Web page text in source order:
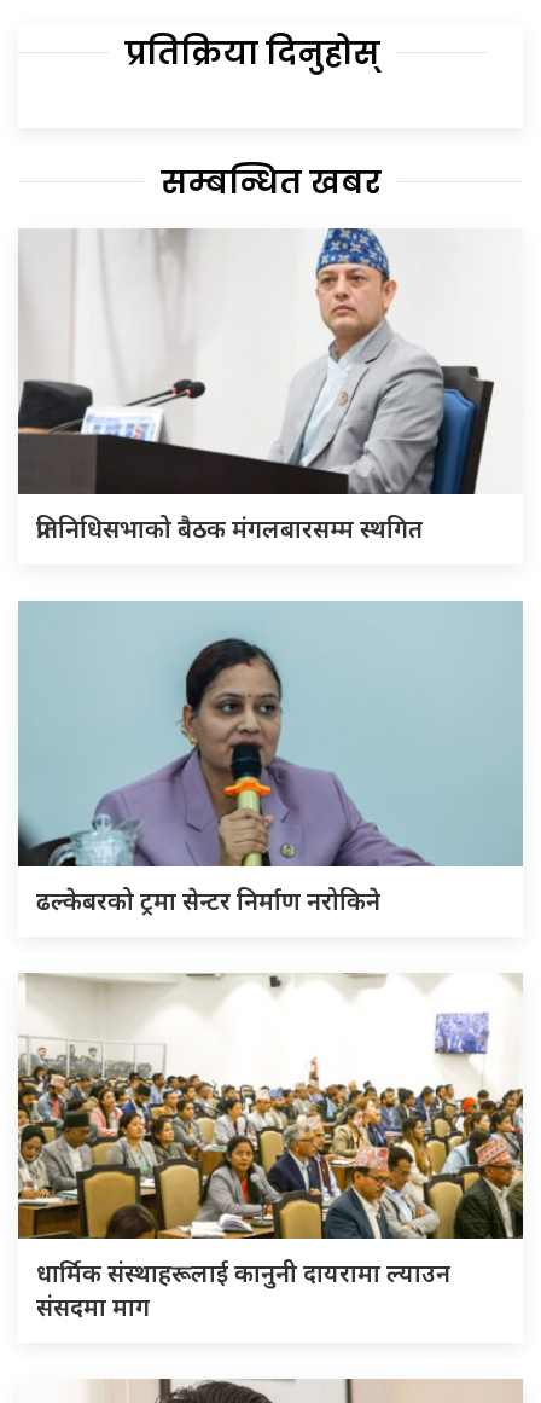
प्रतिक्रिया दिनुहोस्
सम्बन्धित खबर
प्रतिनिधिसभाको बैठक मंगलबारसम्म स्थगित
ढल्केबरको ट्रमा सेन्टर निर्माण नरोकिने
धार्मिक संस्थाहरूलाई कानुनी दायरामा ल्याउन
संसदमा माग